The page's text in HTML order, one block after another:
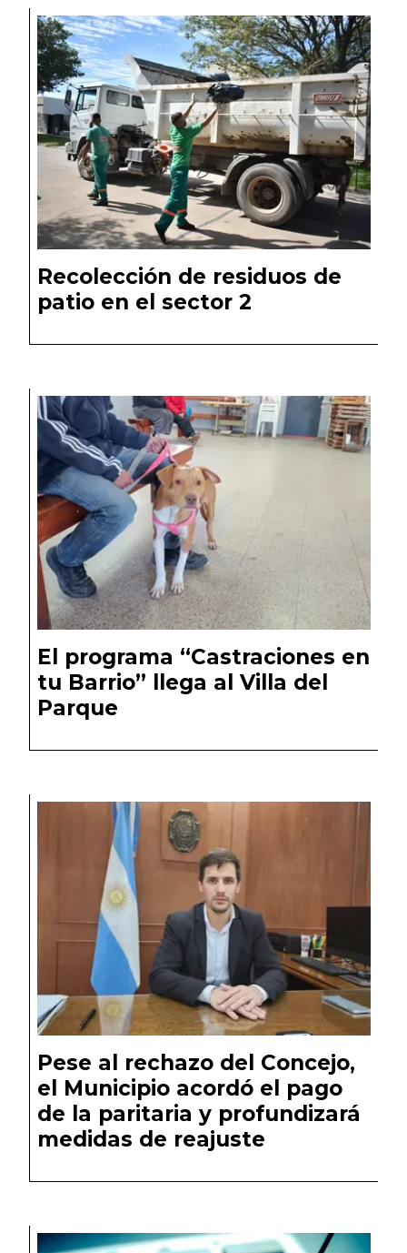
Recolección de residuos de
patio en el sector 2
El programa “Castraciones en
tu Barrio” llega al Villa del
Parque
Pese al rechazo del Concejo,
el Municipio acordó el pago
de la paritaria y profundizará
medidas de reajuste